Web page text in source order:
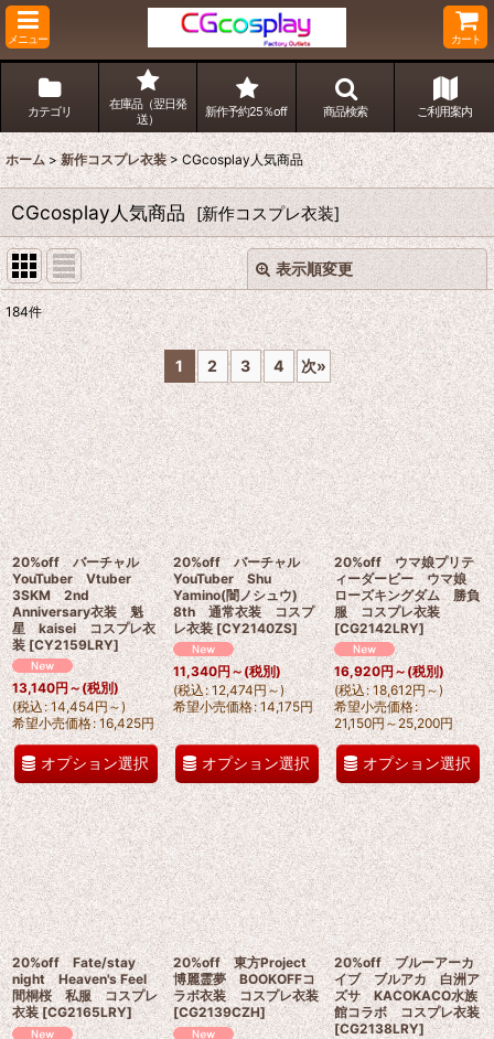
メニュー カート
カテゴリ
在庫品（翌日発
送）
新作予約25％off 商品検索 ご利用案内
ホーム > 新作コスプレ衣装 > CGcosplay人気商品
CGcosplay人気商品 [新作コスプレ衣装]
表示順変更
表示数:
並び順:
絞り込む
閉じる
184件
1 2 3 4 次»
20%off バーチャル
YouTuber Vtuber
3SKM 2nd
Anniversary衣装 魁
星 kaisei コスプレ衣
装 [CY2159LRY]
13,140円～(税別)
(税込 : 14,454円～)
希望小売価格: 16,425円
オプション選択
20%off バーチャル
YouTuber Shu
Yamino(闇ノシュウ)
8th 通常衣装 コスプ
レ衣装 [CY2140ZS]
11,340円～(税別)
(税込: 12,474円～)
希望小売価格: 14,175円
オプション選択
20%off ウマ娘プリテ
ィーダービー ウマ娘
ローズキングダム 勝負
服 コスプレ衣装
[CG2142LRY]
16,920円～(税別)
(税込: 18,612円～)
希望小売価格:
21,150円～25,200円
オプション選択
20%off Fate/stay
night Heaven's Feel
間桐桜 私服 コスプレ
衣装 [CG2165LRY]
20%off 東方Project
博麗霊夢 BOOKOFFコ
ラボ衣装 コスプレ衣装
[CG2139CZH]
20%off ブルーアーカ
イブ ブルアカ 白洲ア
ズサ KACOKACO水族
館コラボ コスプレ衣装
[CG2138LRY]